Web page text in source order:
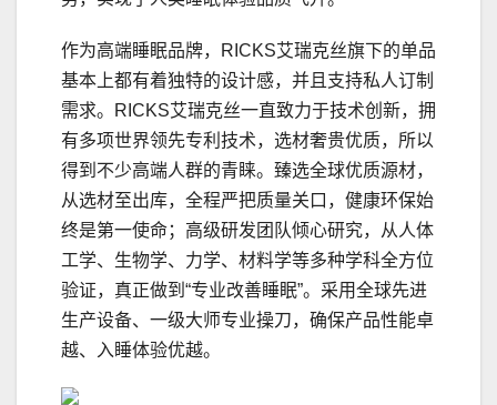
作为高端睡眠品牌，RICKS艾瑞克丝旗下的单品
基本上都有着独特的设计感，并且支持私人订制
需求。RICKS艾瑞克丝一直致力于技术创新，拥
有多项世界领先专利技术，选材奢贵优质，所以
得到不少高端人群的青睐。臻选全球优质源材，
从选材至出库，全程严把质量关口，健康环保始
终是第一使命；高级研发团队倾心研究，从人体
工学、生物学、力学、材料学等多种学科全方位
验证，真正做到“专业改善睡眠”。采用全球先进
生产设备、一级大师专业操刀，确保产品性能卓
越、入睡体验优越。